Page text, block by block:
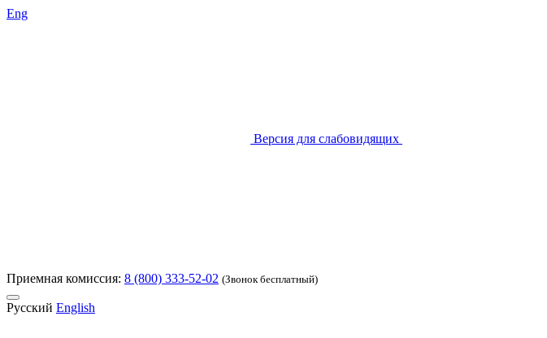
Eng
Версия для слабовидящих
Приемная комиссия: 8 (800) 333-52-02 (Звонок бесплатный)
Русский English